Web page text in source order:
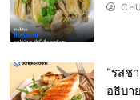
“รสช
อธิบา